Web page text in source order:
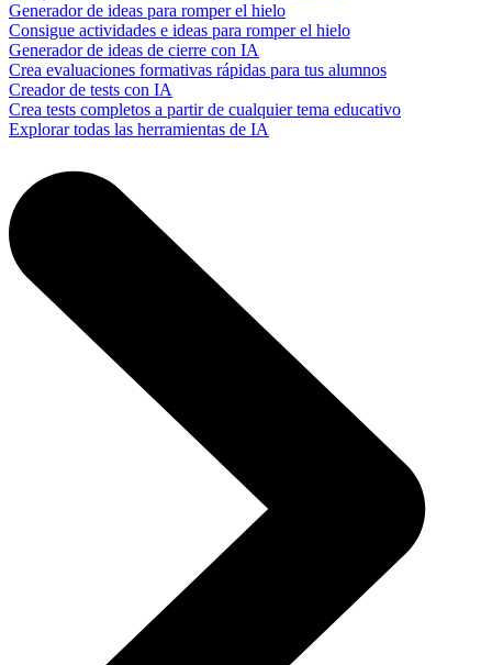
Generador de ideas para romper el hielo
Consigue actividades e ideas para romper el hielo
Generador de ideas de cierre con IA
Crea evaluaciones formativas rápidas para tus alumnos
Creador de tests con IA
Crea tests completos a partir de cualquier tema educativo
Explorar todas las herramientas de IA